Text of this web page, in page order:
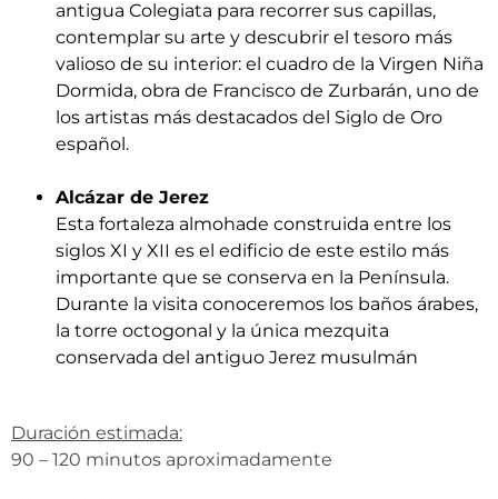
antigua Colegiata para recorrer sus capillas,
contemplar su arte y descubrir el tesoro más
valioso de su interior: el cuadro de la Virgen Niña
Dormida, obra de Francisco de Zurbarán, uno de
los artistas más destacados del Siglo de Oro
español.
Alcázar de Jerez
Esta fortaleza almohade construida entre los
siglos XI y XII es el edificio de este estilo más
importante que se conserva en la Península.
Durante la visita conoceremos los baños árabes,
la torre octogonal y la única mezquita
conservada del antiguo Jerez musulmán
Duración estimada:
90 – 120 minutos aproximadamente